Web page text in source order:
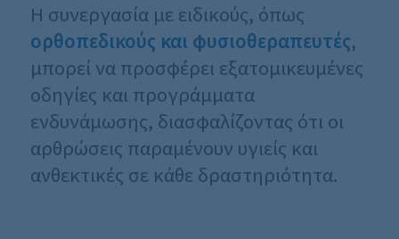
Η συνεργασία με ειδικούς, όπως
ορθοπεδικούς και φυσιοθεραπευτές,
μπορεί να προσφέρει εξατομικευμένες
οδηγίες και προγράμματα
ενδυνάμωσης, διασφαλίζοντας ότι οι
αρθρώσεις παραμένουν υγιείς και
ανθεκτικές σε κάθε δραστηριότητα.